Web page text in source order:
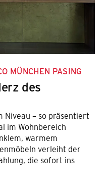
MÜNCHEN PASING
des
Niveau – so präsentiert
im Wohnbereich
warmem
verleiht der
die sofort ins